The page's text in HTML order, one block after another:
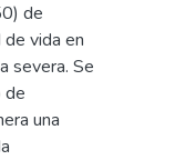
de
vida en
severa. Se
de
una